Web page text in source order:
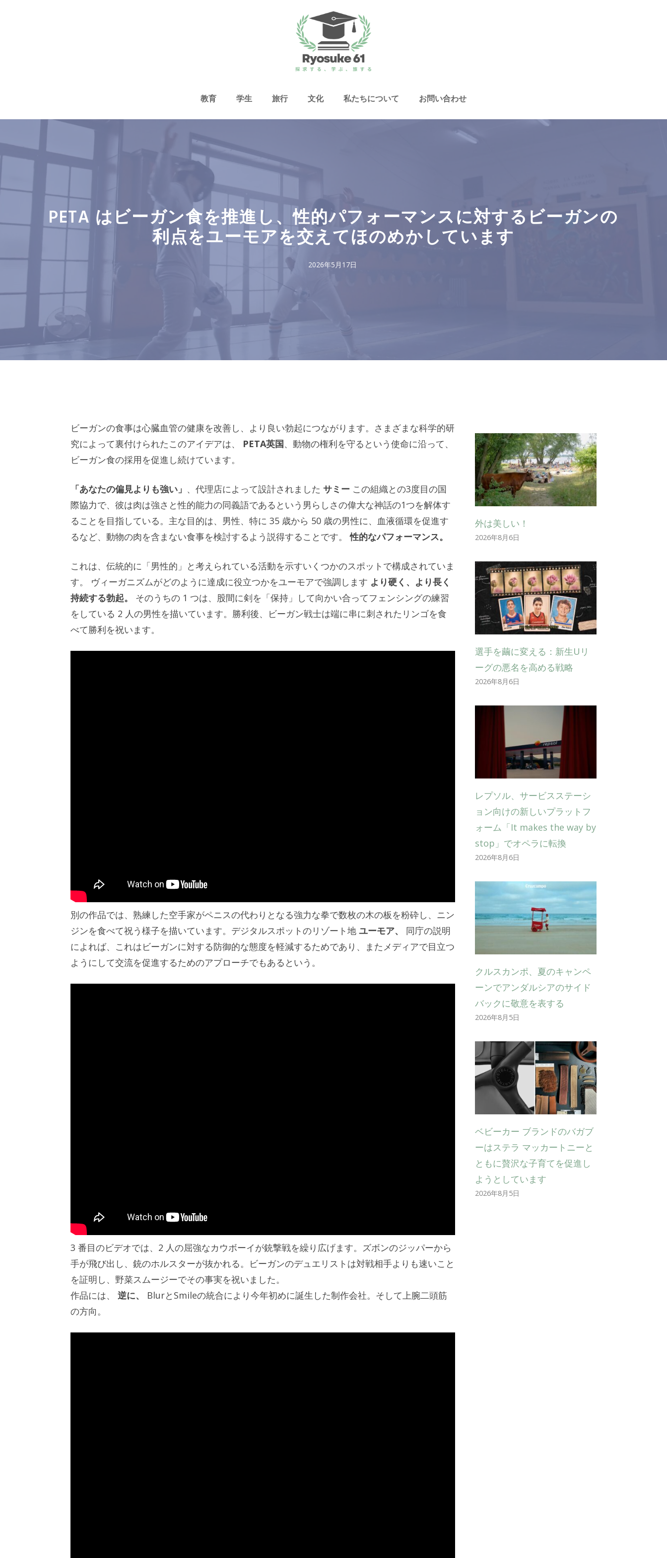
キ
教育 学生 旅行 文化 私たちについて お問い合わせ
PETA はビーガン食を推進し、性的パフォーマンスに対するビーガンの
利点をユーモアを交えてほのめかしています
2026年5月17日
ビーガンの食事は心臓血管の健康を改善し、より良い勃起につながります。さまざまな科学的研
究によって裏付けられたこのアイデアは、 PETA英国、動物の権利を守るという使命に沿って、
ビーガン食の採用を促進し続けています。
「あなたの偏見よりも強い」 、代理店によって設計されました サミー この組織との3度目の国
際協力で、彼は肉は強さと性的能力の同義語であるという男らしさの偉大な神話の1つを解体す
ることを目指している。主な目的は、男性、特に 35 歳から 50 歳の男性に、血液循環を促進す
るなど、動物の肉を含まない食事を検討するよう説得することです。
性的なパフォーマンス。
これは、伝統的に「男性的」と考えられている活動を示すいくつかのスポットで構成されていま
す。
ヴィーガニズムがどのように達成に役立つかをユーモアで強調します より硬く、より長く
持続する勃起。
そのうちの 1 つは、股間に剣を「保持」して向かい合ってフェンシングの練習
をしている 2 人の男性を描いています。勝利後、ビーガン戦士は端に串に刺されたリンゴを食
べて勝利を祝います。
別の作品では、熟練した空手家がペニスの代わりとなる強力な拳で数枚の木の板を粉砕し、ニン
ジンを食べて祝う様子を描いています。デジタルスポットのリゾート地 ユーモア、 同庁の説明
によれば、これはビーガンに対する防御的な態度を軽減するためであり、またメディアで目立つ
ようにして交流を促進するためのアプローチでもあるという。
3 番目のビデオでは、2 人の屈強なカウボーイが銃撃戦を繰り広げます。ズボンのジッパーから
手が飛び出し、銃のホルスターが抜かれる。ビーガンのデュエリストは対戦相手よりも速いこと
を証明し、野菜スムージーでその事実を祝いました。
作品には、 逆に、
BlurとSmileの統合により今年初めに誕生した制作会社。そして上腕二頭筋
の方向。
外は美しい！
2026年8月6日
選手を繭に変える：新生Uリ
ーグの悪名を高める戦略
2026年8月6日
レプソル、サービスステーシ
ョン向けの新しいプラットフ
ォーム「It makes the way by
stop」でオペラに転換
2026年8月6日
クルスカンポ、夏のキャンペ
ーンでアンダルシアのサイド
バックに敬意を表する
2026年8月5日
ベビーカー ブランドのバガブ
ーはステラ マッカートニーと
ともに贅沢な子育てを促進し
ようとしています
2026年8月5日